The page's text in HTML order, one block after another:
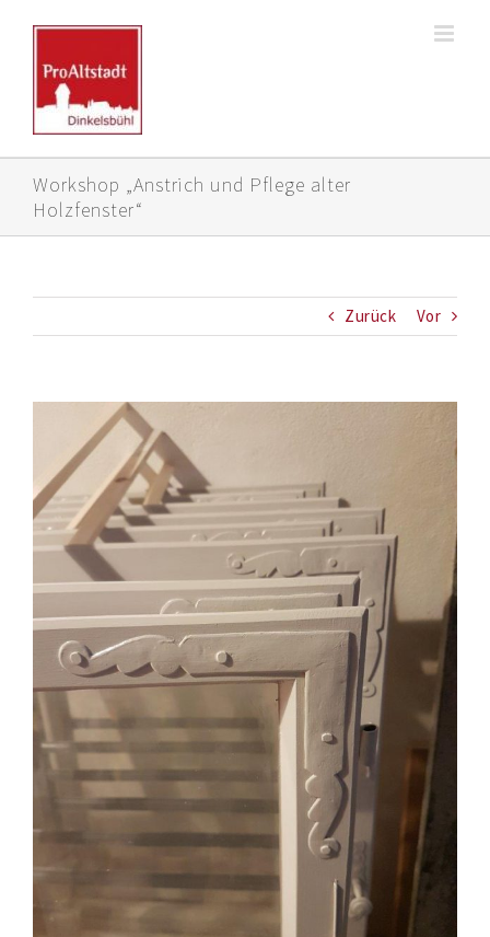
Inhalt
springen
Workshop „Anstrich und Pflege alter
Holzfenster“
Zurück Vor
grösseres